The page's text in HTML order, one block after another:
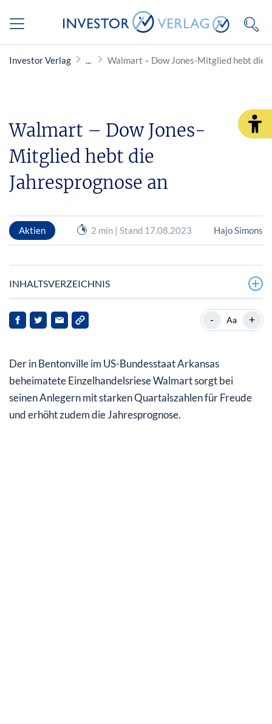
Investor Verlag Walmart – Dow Jones-Mitglied hebt die
Walmart – Dow Jones-
Mitglied hebt die
Jahresprognose an
Aktien 2 min | Stand 17.08.2023 Hajo Simons
INHALTSVERZEICHNIS
Walmart International als Wachstumstreiber
Ausblick wird erhöht, Aktie legt leicht zu
- Aa +
Der in Bentonville im US-Bundesstaat Arkansas
beheimatete Einzelhandelsriese Walmart sorgt bei
seinen Anlegern mit starken Quartalszahlen für Freude
und erhöht zudem die Jahresprognose.